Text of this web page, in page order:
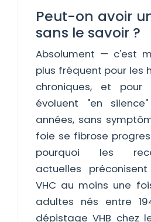
Peut-on avoir
sans le savoir ?
Absolument — c'est
plus fréquent pour les
chroniques, et pour
évoluent "en
années, sans
foie se fibrose
pourquoi les
actuelles
VHC au moins une
adultes nés entre
dépistage VHB chez